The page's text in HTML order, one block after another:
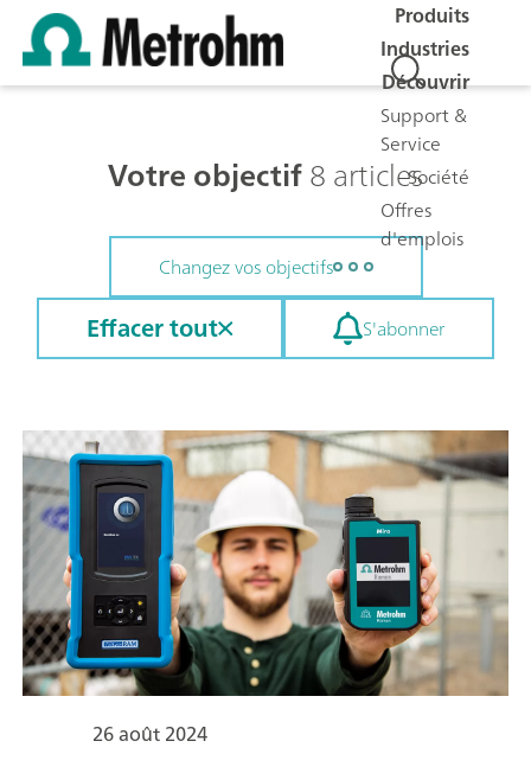
Produits
Industries
Découvrir
Support &
Service
Société
Offres
d'emplois
Votre objectif8 articles
Changez vos objectifs
Effacer tout S'abonner
26 août 2024